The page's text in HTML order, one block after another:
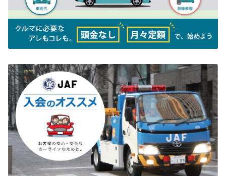
栃木トヨペットでは2月7日(金)、栃木県児童養
護施設等連絡協議会各施設のお子さまからご要
望があったカップ麺3,000個を寄贈させていた
だきました。昨年に続き今年で11回目となりま
した。県内11施設の児童養護施設では現在約50
0名のお子さまが生活しており、そのほとんどが虐待により親御さまとの生活が
困難になった方々だそうです。本来愛されるべき人に傷つけられてきたお子さま
ております。私たちが寄贈活動をすることにより「しっかりとした大人たちがキ
ミたちを見守ってくれている」というメッセージを送り続けることができるとい
うことで、毎年喜んでいただいている活動となっています。社会貢献に対する経
営理念、そして誰一人取り残さないSDG’s精神のもと、今後もこの活動に取り組
んでまいります。
2024-12-13
「中古車オンライン相談」開始のご案内
栃木トヨペットでは、お客様のお悩みにいつで
もお応えできる”中古車に関してのオンライン相
談窓口”をご用意いたしました。